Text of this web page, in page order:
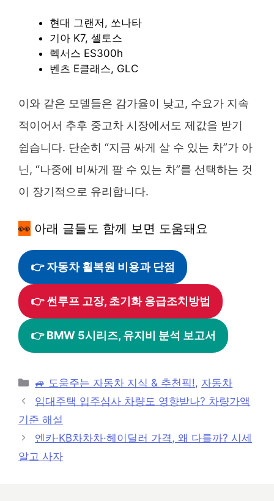
현대 그랜저, 쏘나타
기아 K7, 셀토스
렉서스 ES300h
벤츠 E클래스, GLC
이와 같은 모델들은 감가율이 낮고, 수요가 지속
적이어서 추후 중고차 시장에서도 제값을 받기
쉽습니다. 단순히 “지금 싸게 살 수 있는 차”가 아
닌, “나중에 비싸게 팔 수 있는 차”를 선택하는 것
이 장기적으로 유리합니다.
👀 아래 글들도 함께 보면 도움돼요
👉 자동차 휠복원 비용과 단점
👉 썬루프 고장, 초기화 응급조치방법
👉 BMW 5시리즈, 유지비 분석 보고서
카
테
고
리
🚙 도움주는 자동차 지식 & 추천픽!, 자동차
임대주택 입주심사 차량도 영향받나? 차량가액
기준 해설
엔카·KB차차차·헤이딜러 가격, 왜 다를까? 시세
알고 사자